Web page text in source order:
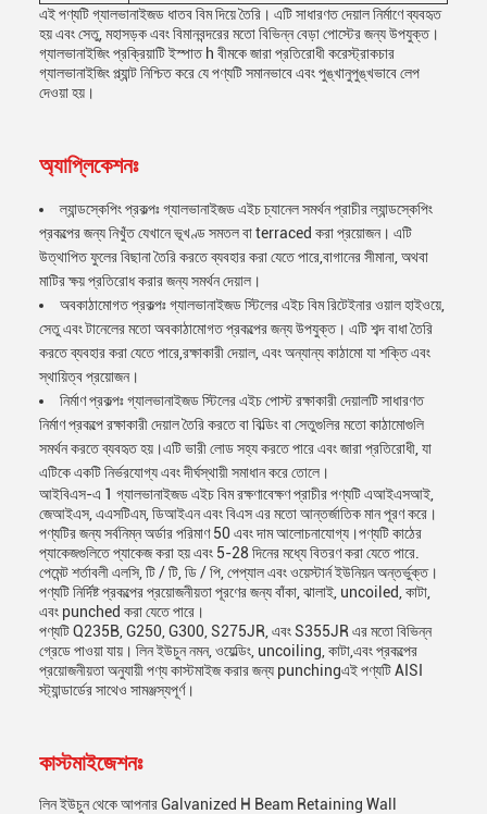
এই পণ্যটি গ্যালভানাইজড ধাতব বিম দিয়ে তৈরি। এটি সাধারণত দেয়াল নির্মাণে ব্যবহৃত
হয় এবং সেতু, মহাসড়ক এবং বিমানবন্দরের মতো বিভিন্ন বেড়া পোস্টের জন্য উপযুক্ত।
গ্যালভানাইজিং প্রক্রিয়াটি ইস্পাত h বীমকে জারা প্রতিরোধী করেস্ট্রাকচার
গ্যালভানাইজিং প্ল্যান্ট নিশ্চিত করে যে পণ্যটি সমানভাবে এবং পুঙ্খানুপুঙ্খভাবে লেপ
দেওয়া হয়।
অ্যাপ্লিকেশনঃ
ল্যান্ডস্কেপিং প্রকল্পঃ গ্যালভানাইজড এইচ চ্যানেল সমর্থন প্রাচীর ল্যান্ডস্কেপিং
প্রকল্পের জন্য নিখুঁত যেখানে ভূখণ্ড সমতল বা terraced করা প্রয়োজন। এটি
উত্থাপিত ফুলের বিছানা তৈরি করতে ব্যবহার করা যেতে পারে,বাগানের সীমানা, অথবা
মাটির ক্ষয় প্রতিরোধ করার জন্য সমর্থন দেয়াল।
অবকাঠামোগত প্রকল্পঃ গ্যালভানাইজড স্টিলের এইচ বিম রিটেইনার ওয়াল হাইওয়ে,
সেতু এবং টানেলের মতো অবকাঠামোগত প্রকল্পের জন্য উপযুক্ত। এটি শব্দ বাধা তৈরি
করতে ব্যবহার করা যেতে পারে,রক্ষাকারী দেয়াল, এবং অন্যান্য কাঠামো যা শক্তি এবং
স্থায়িত্ব প্রয়োজন।
নির্মাণ প্রকল্পঃ গ্যালভানাইজড স্টিলের এইচ পোস্ট রক্ষাকারী দেয়ালটি সাধারণত
নির্মাণ প্রকল্পে রক্ষাকারী দেয়াল তৈরি করতে বা বিল্ডিং বা সেতুগুলির মতো কাঠামোগুলি
সমর্থন করতে ব্যবহৃত হয়।এটি ভারী লোড সহ্য করতে পারে এবং জারা প্রতিরোধী, যা
এটিকে একটি নির্ভরযোগ্য এবং দীর্ঘস্থায়ী সমাধান করে তোলে।
আইবিএস-এ 1 গ্যালভানাইজড এইচ বিম রক্ষণাবেক্ষণ প্রাচীর পণ্যটি এআইএসআই,
জেআইএস, এএসটিএম, ডিআইএন এবং বিএস এর মতো আন্তর্জাতিক মান পূরণ করে।
পণ্যটির জন্য সর্বনিম্ন অর্ডার পরিমাণ 50 এবং দাম আলোচনাযোগ্য।পণ্যটি কাঠের
প্যাকেজগুলিতে প্যাকেজ করা হয় এবং 5-28 দিনের মধ্যে বিতরণ করা যেতে পারে.
পেমেন্ট শর্তাবলী এলসি, টি / টি, ডি / পি, পেপ্যাল এবং ওয়েস্টার্ন ইউনিয়ন অন্তর্ভুক্ত।
পণ্যটি নির্দিষ্ট প্রকল্পের প্রয়োজনীয়তা পূরণের জন্য বাঁকা, ঝালাই, uncoiled, কাটা,
এবং punched করা যেতে পারে।
পণ্যটি Q235B, G250, G300, S275JR, এবং S355JR এর মতো বিভিন্ন
গ্রেডে পাওয়া যায়। লিন ইউচুন নমন, ওয়েল্ডিং, uncoiling, কাটা,এবং প্রকল্পের
প্রয়োজনীয়তা অনুযায়ী পণ্য কাস্টমাইজ করার জন্য punchingএই পণ্যটি AISI
স্ট্যান্ডার্ডের সাথেও সামঞ্জস্যপূর্ণ।
কাস্টমাইজেশনঃ
লিন ইউচুন থেকে আপনার Galvanized H Beam Retaining Wall